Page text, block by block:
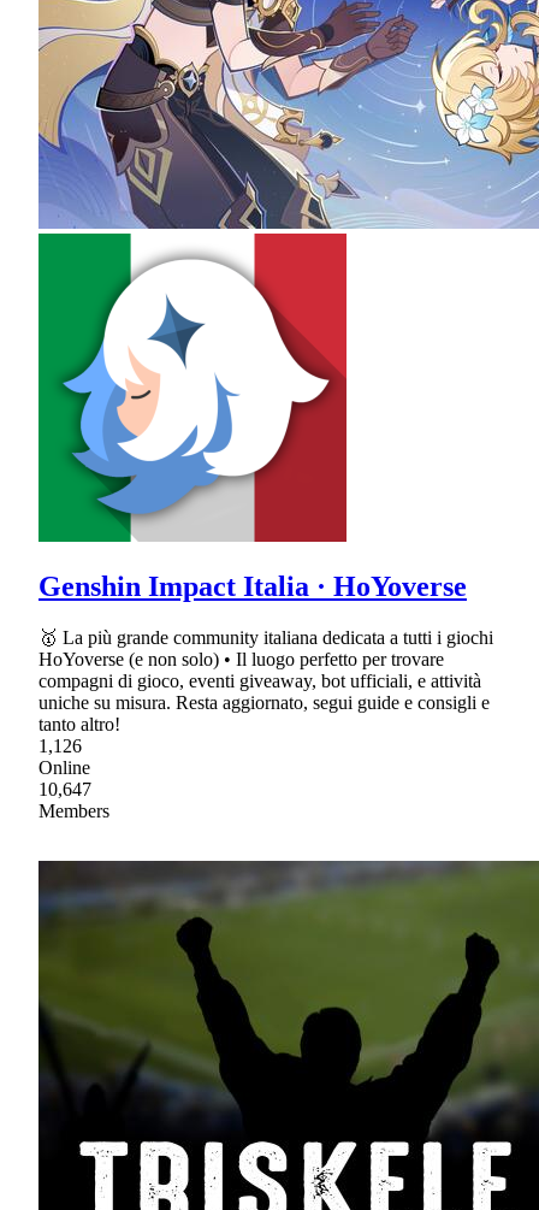
Genshin Impact Italia · HoYoverse
🥇 La più grande community italiana dedicata a tutti i giochi
HoYoverse (e non solo) • Il luogo perfetto per trovare
compagni di gioco, eventi giveaway, bot ufficiali, e attività
uniche su misura. Resta aggiornato, segui guide e consigli e
tanto altro!
1,126
Online
10,647
Members